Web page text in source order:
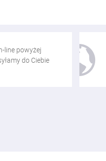
line powyżej
do Ciebie